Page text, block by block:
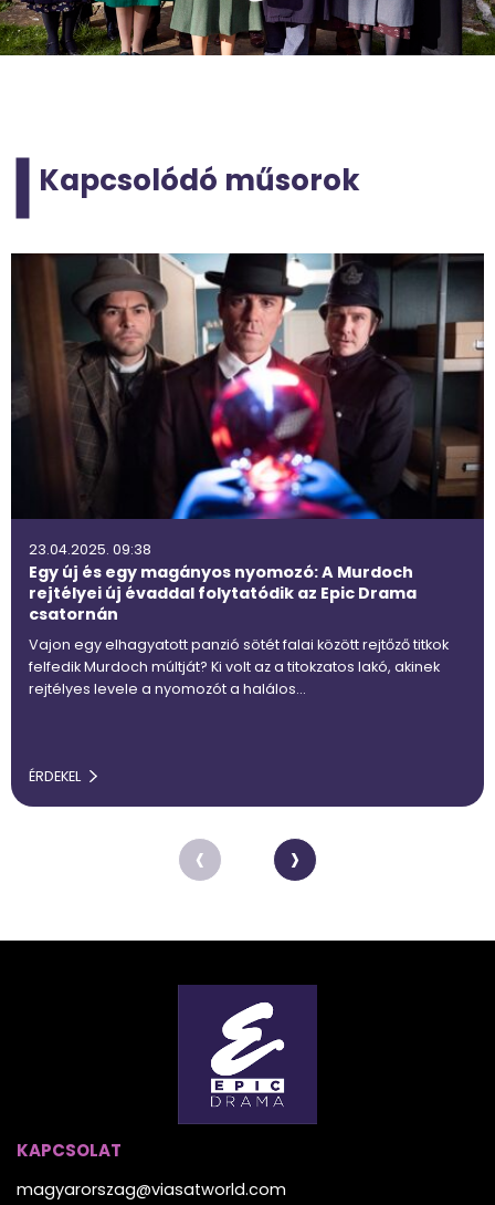
Kapcsolódó műsorok
23.04.2025. 09:38
Egy új és egy magányos nyomozó: A Murdoch
rejtélyei új évaddal folytatódik az Epic Drama
csatornán
Vajon egy elhagyatott panzió sötét falai között rejtőző titkok
felfedik Murdoch múltját? Ki volt az a titokzatos lakó, akinek
rejtélyes levele a nyomozót a halálos…
ÉRDEKEL
‹ ›
KAPCSOLAT
magyarorszag@viasatworld.com